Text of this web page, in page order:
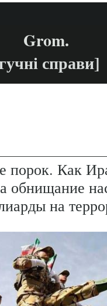
Grom.
справи]
порок. Как
обнищание
на